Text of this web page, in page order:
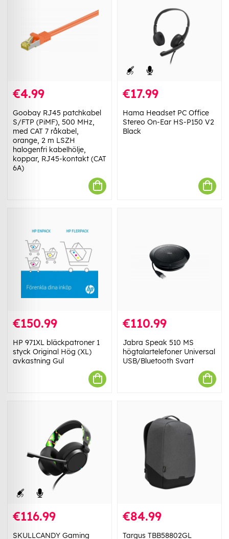
€4.99
Goobay RJ45 patchkabel
S/FTP (PiMF), 500 MHz,
med CAT 7 råkabel,
orange, 2 m LSZH
halogenfri kabelhölje,
koppar, RJ45-kontakt (CAT
6A)
€17.99
Hama Headset PC Office
Stereo On-Ear HS-P150 V2
Black
€150.99
HP 971XL bläckpatroner 1
styck Original Hög (XL)
avkastning Gul
€110.99
Jabra Speak 510 MS
högtalartelefoner Universal
USB/Bluetooth Svart
€116.99
SKULLCANDY Gaming
€84.99
Targus TBB58802GL